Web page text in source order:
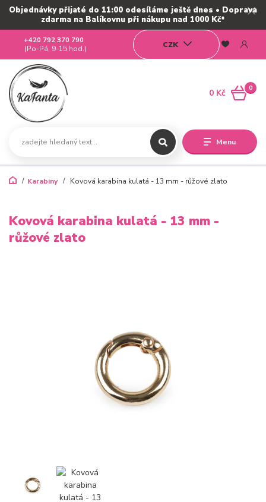
Objednávky přijaté do 11:00 odesíláme ještě dnes • Doprava
zdarma na Balíkovnu při nákupu nad 1000 Kč*
Menu
CZK
+420 792 370 790
(Po-Pá, 9-15 hod.)
0
0 Kč
Karabiny Kovová karabina kulatá - 13 mm - růžové zlato
Kovová karabina kulatá - 13 mm -
růžové zlato